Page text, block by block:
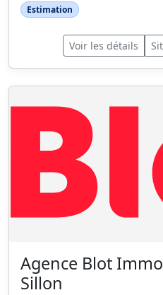
Estimation
Voir les détails
Agence Blot
Sillon